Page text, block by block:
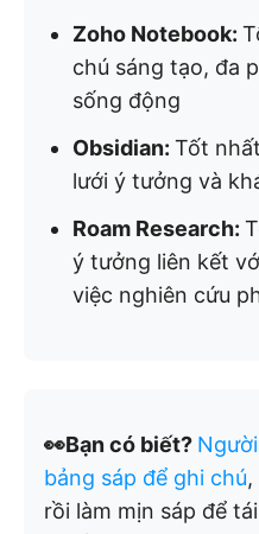
Zoho Notebook:
chú sáng tạo, đa
sống động
Obsidian: Tốt
lưới ý tưởng và
Roam Research:
ý tưởng liên kết
việc nghiên cứu
👀Bạn có biết?
bảng sáp để ghi chú
rồi làm mịn sáp để